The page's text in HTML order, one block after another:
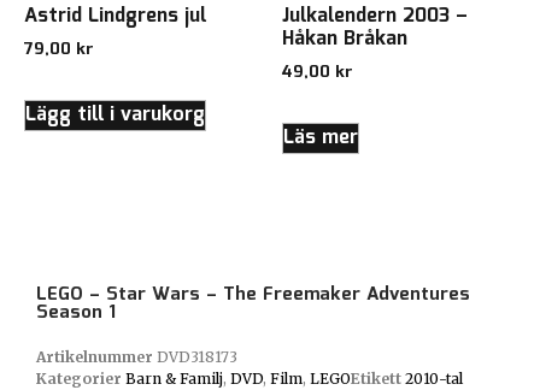
LEGO – Star Wars – The Freemaker Adventures
Season 1
Artikelnummer DVD318173
Kategorier Barn & Familj, DVD, Film, LEGOEtikett 2010-tal
Astrid Lindgrens jul
79,00 kr
Lägg till i varukorg
Julkalendern 2003 –
Håkan Bråkan
49,00 kr
Läs mer